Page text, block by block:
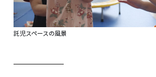
託児スペースの風景